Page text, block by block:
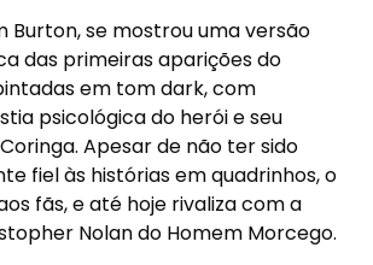
Burton, se mostrou uma versão
das primeiras aparições do
em tom dark, com
psicológica do herói e seu
Apesar de não ter sido
fiel às histórias em quadrinhos, o
fãs, e até hoje rivaliza com a
Nolan do Homem Morcego.